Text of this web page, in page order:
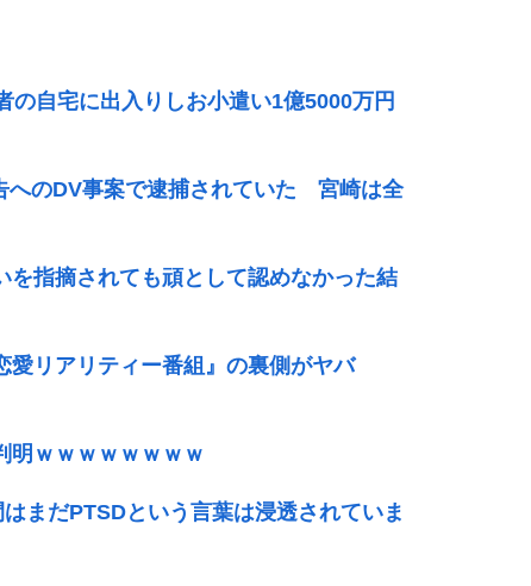
の自宅に出入りしお小遣い1億5000万円
へのDV事案で逮捕されていた 宮崎は全
を指摘されても頑として認めなかった結
愛リアリティー番組』の裏側がヤバ
明ｗｗｗｗｗｗｗｗ
まだPTSDという言葉は浸透されていま